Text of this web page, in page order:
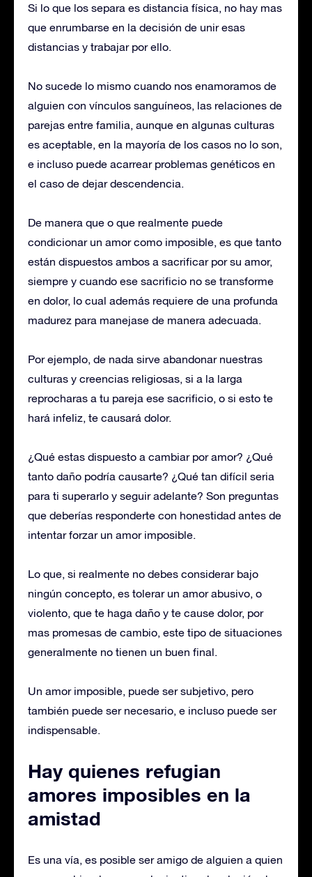
Si lo que los separa es distancia física, no hay mas
que enrumbarse en la decisión de unir esas
distancias y trabajar por ello.
No sucede lo mismo cuando nos enamoramos de
alguien con vínculos sanguíneos, las relaciones de
parejas entre familia, aunque en algunas culturas
es aceptable, en la mayoría de los casos no lo son,
e incluso puede acarrear problemas genéticos en
el caso de dejar descendencia.
De manera que o que realmente puede
condicionar un amor como imposible, es que tanto
están dispuestos ambos a sacrificar por su amor,
siempre y cuando ese sacrificio no se transforme
en dolor, lo cual además requiere de una profunda
madurez para manejase de manera adecuada.
Por ejemplo, de nada sirve abandonar nuestras
culturas y creencias religiosas, si a la larga
reprocharas a tu pareja ese sacrificio, o si esto te
hará infeliz, te causará dolor.
¿Qué estas dispuesto a cambiar por amor? ¿Qué
tanto daño podría causarte? ¿Qué tan difícil seria
para ti superarlo y seguir adelante? Son preguntas
que deberías responderte con honestidad antes de
intentar forzar un amor imposible.
Lo que, si realmente no debes considerar bajo
ningún concepto, es tolerar un amor abusivo, o
violento, que te haga daño y te cause dolor, por
mas promesas de cambio, este tipo de situaciones
generalmente no tienen un buen final.
Un amor imposible, puede ser subjetivo, pero
también puede ser necesario, e incluso puede ser
indispensable.
Hay quienes refugian
amores imposibles en la
amistad
Es una vía, es posible ser amigo de alguien a quien